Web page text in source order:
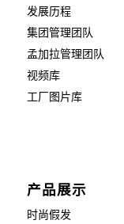
发展历程
集团管理团队
孟加拉管理团队
视频库
工厂图片库
产品展示
时尚假发